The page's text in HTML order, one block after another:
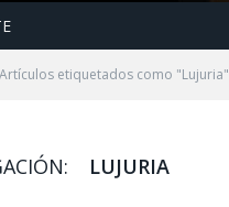
Artículos etiquetados como "Lujuria"
LUJURIA